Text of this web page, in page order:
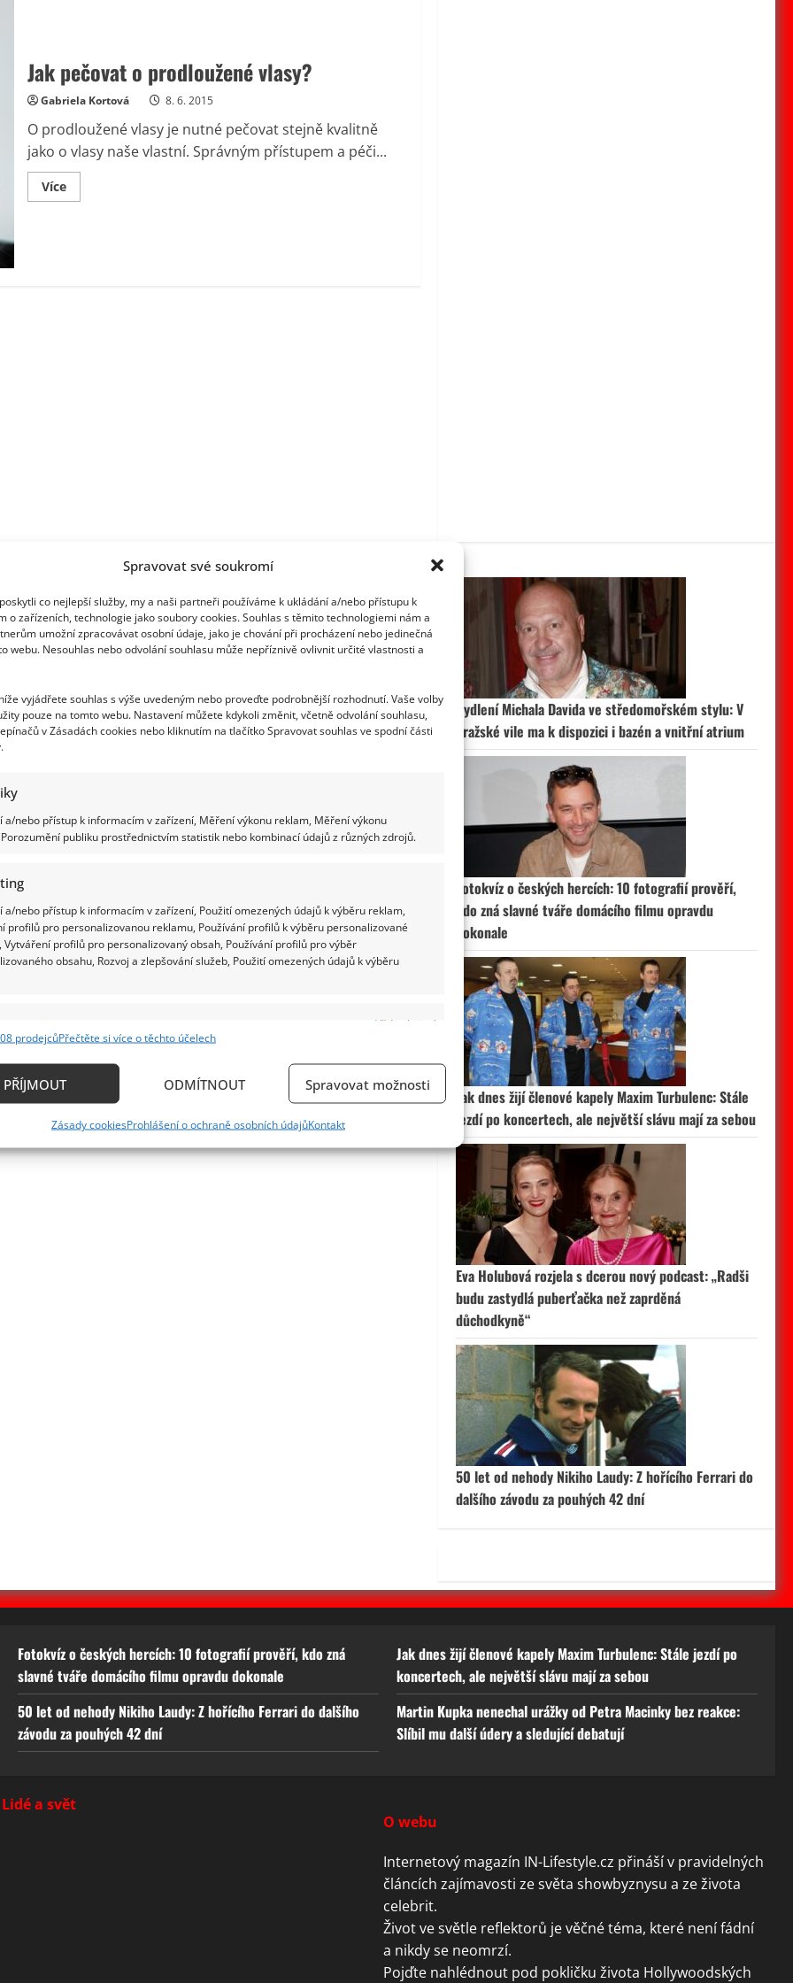
Spravovat své soukromí
co nejlepší služby, my a naši partneři používáme k ukládání a/nebo přístupu k
o zařízeních, technologie jako soubory cookies. Souhlas s těmito technologiemi nám a
umožní zpracovávat osobní údaje, jako je chování při procházení nebo jedinečná
webu. Nesouhlas nebo odvolání souhlasu může nepříznivě ovlivnit určité vlastnosti a
vyjádřete souhlas s výše uvedeným nebo proveďte podrobnější rozhodnutí. Vaše volby
pouze na tomto webu. Nastavení můžete kdykoli změnit, včetně odvolání souhlasu,
v Zásadách cookies nebo kliknutím na tlačítko Spravovat souhlas ve spodní části
a/nebo přístup k informacím v zařízení, Měření výkonu reklam, Měření výkonu
publiku prostřednictvím statistik nebo kombinací údajů z různých zdrojů.
a/nebo přístup k informacím v zařízení, Použití omezených údajů k výběru reklam,
profilů pro personalizovanou reklamu, Používání profilů k výběru personalizované
Vytváření profilů pro personalizovaný obsah, Používání profilů pro výběr
obsahu, Rozvoj a zlepšování služeb, Použití omezených údajů k výběru
Vždy aktivní
zařízení na základě automaticky přenášených informací.
aktivně požadovaných informací.
prodejcůPřečtěte si více o těchto účelech
PŘÍJMOUT ODMÍTNOUT Spravovat možnosti
Zásady cookiesProhlášení o ochraně osobních údajůKontakt
Jak pečovat o prodloužené vlasy?
Gabriela Kortová 8. 6. 2015
O prodloužené vlasy je nutné pečovat stejně kvalitně
jako o vlasy naše vlastní. Správným přístupem a péči...
VíceRead
more
Bydlení Michala Davida ve středomořském stylu: V
pražské vile ma k dispozici i bazén a vnitřní atrium
Fotokvíz o českých hercích: 10 fotografií prověří,
kdo zná slavné tváře domácího filmu opravdu
dokonale
Jak dnes žijí členové kapely Maxim Turbulenc: Stále
jezdí po koncertech, ale největší slávu mají za sebou
Eva Holubová rozjela s dcerou nový podcast: „Radši
budu zastydlá puberťačka než zaprděná
důchodkyně“
50 let od nehody Nikiho Laudy: Z hořícího Ferrari do
dalšího závodu za pouhých 42 dní
Fotokvíz o českých hercích: 10 fotografií prověří, kdo zná
slavné tváře domácího filmu opravdu dokonale
Jak dnes žijí členové kapely Maxim Turbulenc: Stále jezdí po
koncertech, ale největší slávu mají za sebou
50 let od nehody Nikiho Laudy: Z hořícího Ferrari do dalšího
závodu za pouhých 42 dní
Martin Kupka nenechal urážky od Petra Macinky bez reakce:
Slíbil mu další údery a sledující debatují
Lidé a svět
O webu
Internetový magazín IN-Lifestyle.cz přináší v pravidelných
článcích zajímavosti ze světa showbyznysu a ze života
celebrit.
Život ve světle reflektorů je věčné téma, které není fádní
a nikdy se neomrzí.
Pojďte nahlédnout pod pokličku života Hollywoodských